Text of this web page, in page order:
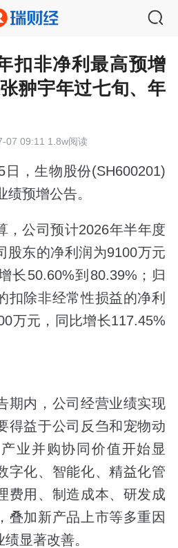
扣非净利最高预增
翀宇年过七旬、年
07 09:11 1.8w阅读
日，生物股份(SH600201)
预增公告。
，公司预计2026年半年度
股东的净利润为9100万元
长50.60%到80.39%；归
扣除非经常性损益的净利
万元，同比增长117.45%
期内，公司经营业绩实现
得益于公司反刍和宠物动
业并购协同价值开始显
字化、智能化、精益化管
费用、制造成本、研发成
叠加新产品上市等多重因
显著改善。